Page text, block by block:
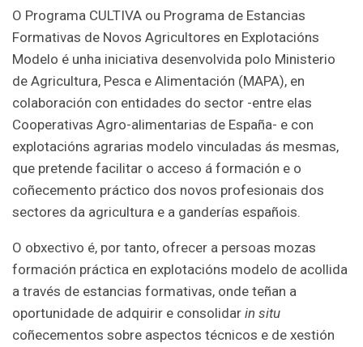
O Programa CULTIVA ou Programa de Estancias
Formativas de Novos Agricultores en Explotacións
Modelo é unha iniciativa desenvolvida polo Ministerio
de Agricultura, Pesca e Alimentación (MAPA), en
colaboración con entidades do sector -entre elas
Cooperativas Agro-alimentarias de España- e con
explotacións agrarias modelo vinculadas ás mesmas,
que pretende facilitar o acceso á formación e o
coñecemento práctico dos novos profesionais dos
sectores da agricultura e a ganderías españois.
O obxectivo é, por tanto, ofrecer a persoas mozas
formación práctica en explotacións modelo de acollida
a través de estancias formativas, onde teñan a
oportunidade de adquirir e consolidar in situ
coñecementos sobre aspectos técnicos e de xestión